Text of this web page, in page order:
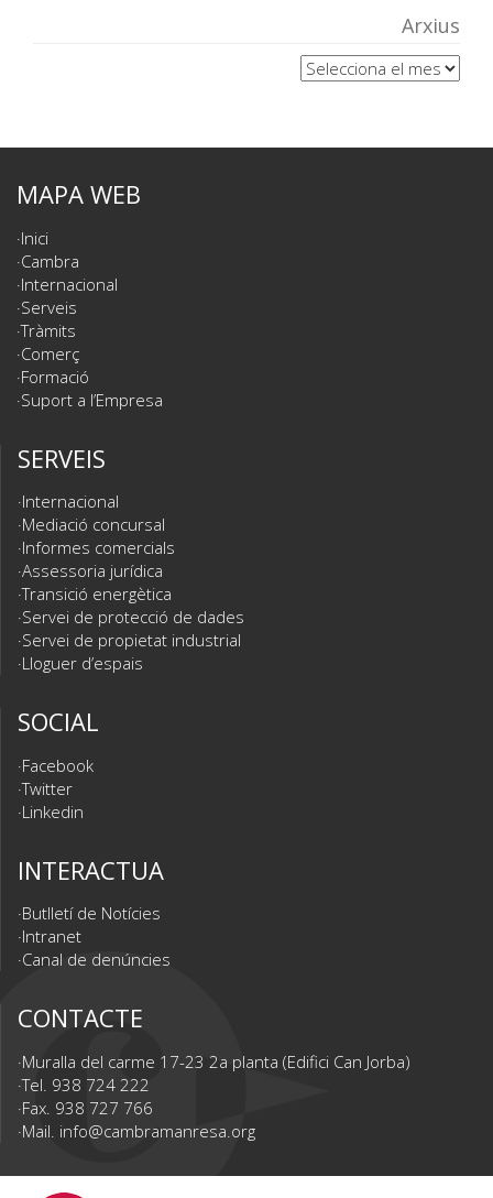
Arxius
Arxius
MAPA WEB
Inici
Cambra
Internacional
Serveis
Tràmits
Comerç
Formació
Suport a l’Empresa
SERVEIS
Internacional
Mediació concursal
Informes comercials
Assessoria jurídica
Transició energètica
Servei de protecció de dades
Servei de propietat industrial
Lloguer d’espais
SOCIAL
Facebook
Twitter
Linkedin
INTERACTUA
Butlletí de Notícies
Intranet
Canal de denúncies
CONTACTE
Muralla del carme 17-23 2a planta (Edifici Can Jorba)
Tel. 938 724 222
Fax. 938 727 766
Mail. info@cambramanresa.org